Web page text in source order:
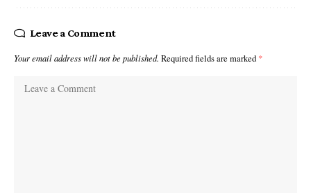
Leave a Comment
Your email address will not be published. Required fields are marked *